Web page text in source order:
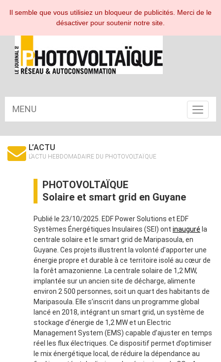
ESPACE ABONNÉ
MENU
Toggle
L’ACTU
L’ACTU HEBDOMADAIRE DU PHOTOVOLTAÏQUE
PHOTOVOLTAÏQUE
Solaire et smart grid en Guyane
Publié le 23/10/2025. EDF Power Solutions et EDF
Systèmes Énergétiques Insulaires (SEI) ont inauguré la
centrale solaire et le smart grid de Maripasoula, en
Guyane. Ces projets illustrent la volonté d’apporter une
énergie propre et durable à ce territoire isolé au cœur de
la forêt amazonienne. La centrale solaire de 1,2 MW,
implantée sur un ancien site de décharge, alimente
environ 2 500 personnes, soit un quart des habitants de
Maripasoula. Elle s’inscrit dans un programme global
lancé en 2018, intégrant un smart grid, un système de
stockage d’énergie de 1,2 MW et un Electric
Management System (EMS) capable d’ajuster en temps
réel les flux électriques. Ce dispositif permet d’optimiser
le mix énergétique local, de réduire la dépendance au
Il semble que vous utilisiez un bloqueur de publicités. Merci de le
désactiver pour soutenir notre site.